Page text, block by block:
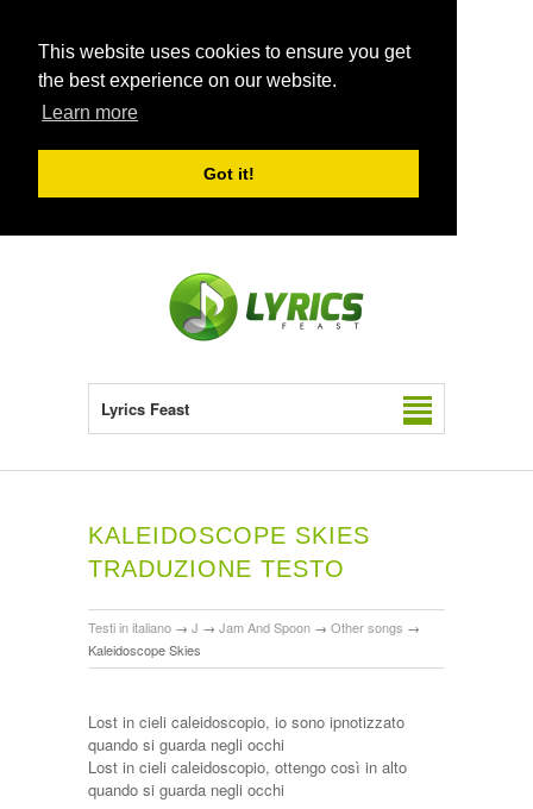
This website uses cookies to ensure you get
the best experience on our website.
Learn more
Got it!
Lyrics Feast
KALEIDOSCOPE SKIES
TRADUZIONE TESTO
Testi in italiano → J → Jam And Spoon → Other songs →
Kaleidoscope Skies
Lost in cieli caleidoscopio, io sono ipnotizzato
quando si guarda negli occhi
Lost in cieli caleidoscopio, ottengo così in alto
quando si guarda negli occhi